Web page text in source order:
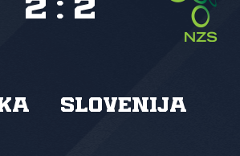
Slovenija
2 : 2